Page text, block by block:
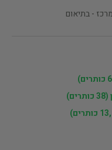
- בתיאום